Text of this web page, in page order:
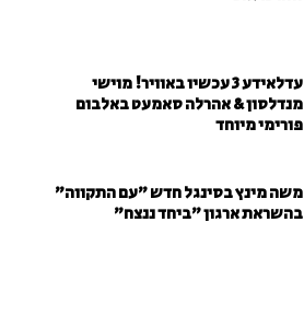
עדלאידע 3 עכשיו באוויר! מוישי
מנדלסון & אהרלה סאמעט באלבום
פורימי מיוחד
משה מינץ בסינגל חדש ״עם התקווה״
בהשראת ארגון "ביחד ננצח"